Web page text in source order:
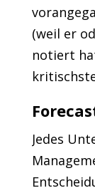
(weil er
notiert
Jedes